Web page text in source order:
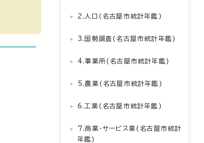
2.人口(名古屋市統計年鑑)
3.国勢調査(名古屋市統計年鑑)
4.事業所(名古屋市統計年鑑)
5.農業(名古屋市統計年鑑)
6.工業(名古屋市統計年鑑)
7.商業・サービス業(名古屋市統計
年鑑)